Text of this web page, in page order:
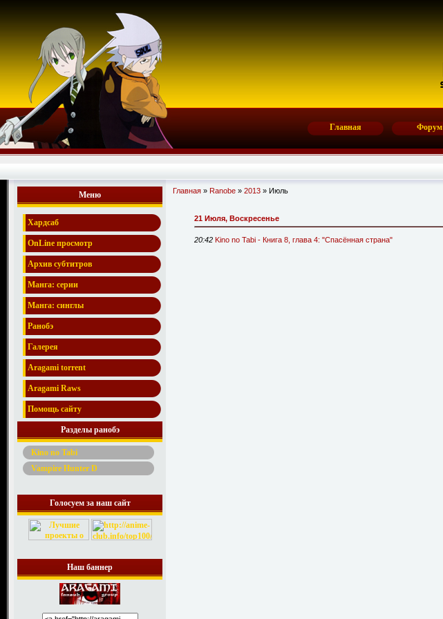
Главная Форум
Меню
Хардсаб
OnLine просмотр
Архив субтитров
Манга: серии
Манга: синглы
Ранобэ
Галерея
Aragami torrent
Aragami Raws
Помощь сайту
Разделы ранобэ
Kino no Tabi
Vampire Hunter D
Голосуем за наш сайт
Наш баннер
Главная » Ranobe » 2013 » Июль
21 Июля, Воскресенье
20:42 Kino no Tabi - Книга 8, глава 4: "Спасённая страна"